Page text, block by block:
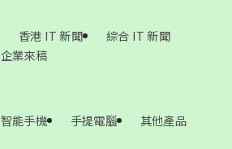
香港 IT 新聞
綜合 IT 新聞
企業來稿
智能手機 手提電腦 其他產品